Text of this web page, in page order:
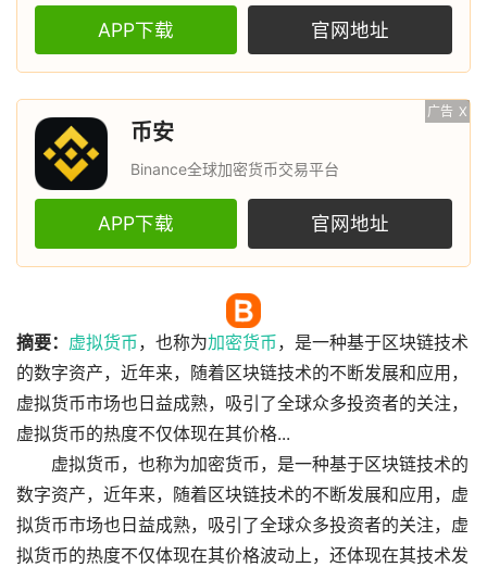
APP下载 官网地址
广告 X
币安
Binance全球加密货币交易平台
APP下载 官网地址
摘要： 虚拟货币，也称为加密货币，是一种基于区块链技术
的数字资产，近年来，随着区块链技术的不断发展和应用，
虚拟货币市场也日益成熟，吸引了全球众多投资者的关注，
虚拟货币的热度不仅体现在其价格...
虚拟货币，也称为加密货币，是一种基于区块链技术的
数字资产，近年来，随着区块链技术的不断发展和应用，虚
拟货币市场也日益成熟，吸引了全球众多投资者的关注，虚
拟货币的热度不仅体现在其价格波动上，还体现在其技术发